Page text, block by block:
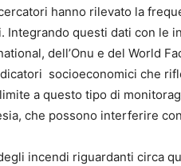
hanno rilevato la
Integrando questi dati con le
dell’Onu e del World
socioeconomici che
a questo tipo di
che possono interferire
incendi riguardanti circa